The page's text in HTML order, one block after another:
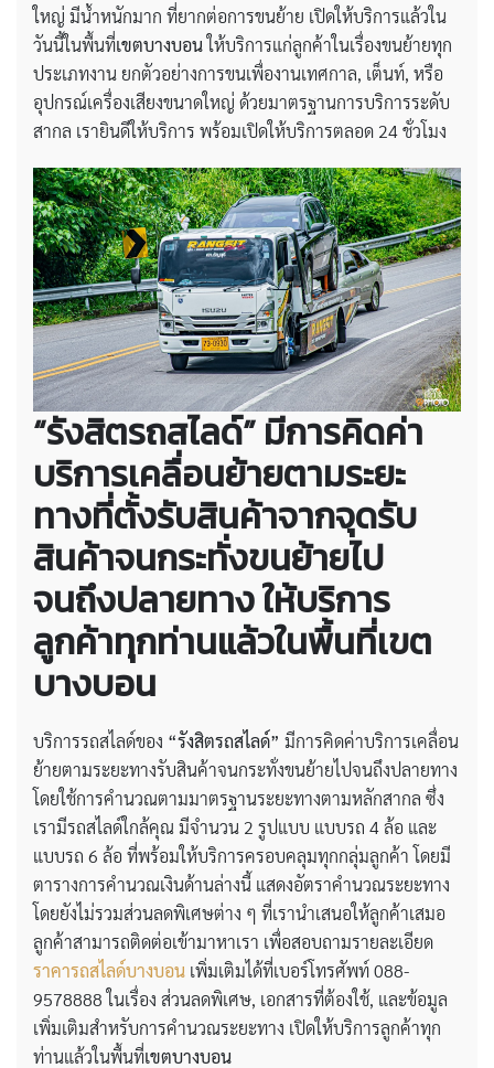
ใหญ่ มีน้ำหนักมาก ที่ยากต่อการขนย้าย เปิดให้บริการแล้วใน
วันนี้ในพื้นที่เขตบางบอนให้บริการแก่ลูกค้าในเรื่องขนย้ายทุก
ประเภทงาน ยกตัวอย่างการขนเพื่องานเทศกาล, เต็นท์, หรือ
อุปกรณ์เครื่องเสียงขนาดใหญ่ ด้วยมาตรฐานการบริการระดับ
สากล เรายินดีให้บริการ พร้อมเปิดให้บริการตลอด 24 ชั่วโมง
“รังสิตรถสไลด์” มีการคิดค่า
บริการเคลื่อนย้ายตามระยะ
ทางที่ตั้งรับสินค้าจากจุดรับ
สินค้าจนกระทั่งขนย้ายไป
จนถึงปลายทาง ให้บริการ
ลูกค้าทุกท่านแล้วในพื้นที่เขต
บางบอน
บริการรถสไลด์ของ “รังสิตรถสไลด์” มีการคิดค่าบริการเคลื่อน
ย้ายตามระยะทางรับสินค้าจนกระทั่งขนย้ายไปจนถึงปลายทาง
โดยใช้การคำนวณตามมาตรฐานระยะทางตามหลักสากล ซึ่ง
เรามีรถสไลด์ใกล้คุณ มีจำนวน 2 รูปแบบ แบบรถ 4 ล้อ และ
แบบรถ 6 ล้อ ที่พร้อมให้บริการครอบคลุมทุกกลุ่มลูกค้า โดยมี
ตารางการคำนวณเงินด้านล่างนี้ แสดงอัตราคำนวณระยะทาง
โดยยังไม่รวมส่วนลดพิเศษต่าง ๆ ที่เรานำเสนอให้ลูกค้าเสมอ
ลูกค้าสามารถติดต่อเข้ามาหาเรา เพื่อสอบถามรายละเอียด
ราคารถสไลด์บางบอน เพิ่มเติมได้ที่เบอร์โทรศัพท์ 088-
9578888 ในเรื่อง ส่วนลดพิเศษ, เอกสารที่ต้องใช้, และข้อมูล
เพิ่มเติมสำหรับการคำนวณระยะทาง เปิดให้บริการลูกค้าทุก
ท่านแล้วในพื้นที่เขตบางบอน